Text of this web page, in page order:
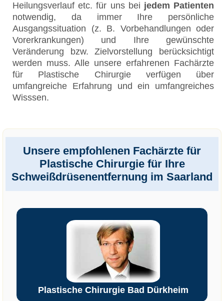
Heilungsverlauf etc. für uns bei jedem Patienten
notwendig, da immer Ihre persönliche
Ausgangssituation (z. B. Vorbehandlungen oder
Vorerkrankungen) und Ihre gewünschte
Veränderung bzw. Zielvorstellung berücksichtigt
werden muss. Alle unsere erfahrenen Fachärzte
für Plastische Chirurgie verfügen über
umfangreiche Erfahrung und ein umfangreiches
Wisssen.
Unsere empfohlenen Fachärzte für
Plastische Chirurgie für Ihre
Schweißdrüsenentfernung im Saarland
Plastische Chirurgie Bad Dürkheim